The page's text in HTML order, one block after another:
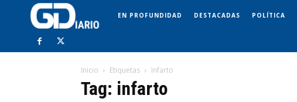
EN PROFUNDIDAD DESTACADAS POLÍTICA
Inicio Etiquetas Infarto
Tag: infarto